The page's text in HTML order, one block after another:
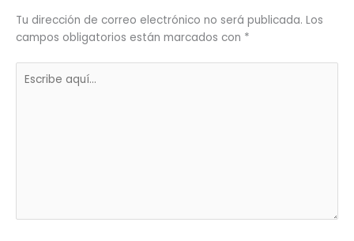
Tu dirección de correo electrónico no será publicada. Los
campos obligatorios están marcados con *
aquí...